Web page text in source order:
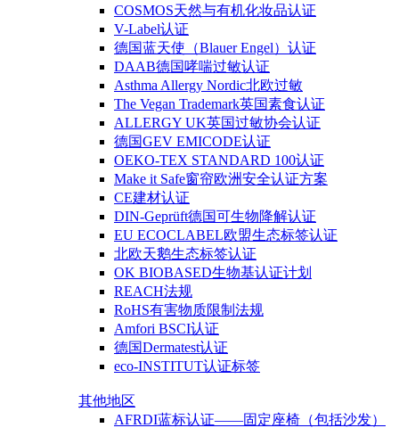
COSMOS天然与有机化妆品认证
V-Label认证
德国蓝天使（Blauer Engel）认证
DAAB德国哮喘过敏认证
Asthma Allergy Nordic北欧过敏
The Vegan Trademark英国素食认证
ALLERGY UK英国过敏协会认证
德国GEV EMICODE认证
OEKO-TEX STANDARD 100认证
Make it Safe窗帘欧洲安全认证方案
CE建材认证
DIN-Geprüft德国可生物降解认证
EU ECOCLABEL欧盟生态标签认证
北欧天鹅生态标签认证
OK BIOBASED生物基认证计划
REACH法规
RoHS有害物质限制法规
Amfori BSCI认证
德国Dermatest认证
eco-INSTITUT认证标签
其他地区
AFRDI蓝标认证——固定座椅（包括沙发）